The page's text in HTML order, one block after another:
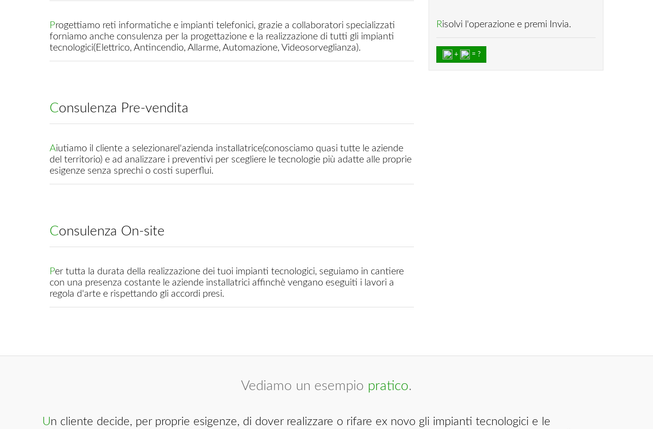
Progettiamo reti informatiche e impianti telefonici, grazie a collaboratori specializzati
forniamo anche consulenza per la progettazione e la realizzazione di tutti gli impianti
tecnologici(Elettrico, Antincendio, Allarme, Automazione, Videosorveglianza).
Consulenza Pre-vendita
Aiutiamo il cliente a selezionarel'azienda installatrice(conosciamo quasi tutte le aziende
del territorio) e ad analizzare i preventivi per scegliere le tecnologie più adatte alle proprie
esigenze senza sprechi o costi superflui.
Consulenza On-site
Per tutta la durata della realizzazione dei tuoi impianti tecnologici, seguiamo in cantiere
con una presenza costante le aziende installatrici affinchè vengano eseguiti i lavori a
regola d'arte e rispettando gli accordi presi.
Risolvi l'operazione e premi Invia.
+ = ?
Vediamo un esempio pratico.
Un cliente decide, per proprie esigenze, di dover realizzare o rifare ex novo gli impianti tecnologici e le